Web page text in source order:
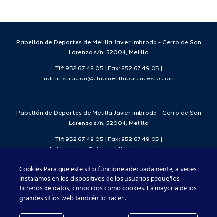
2026/27
Pabellón de Deportes de Melilla Javier Imbroda - Cerro de San
Lorenzo s/n, 52004, Melilla
Tlf: 952 67 49 05 | Fax: 952 67 49 05 |
administracion@clubmelillabaloncesto.com
Pabellón de Deportes de Melilla Javier Imbroda - Cerro de San
Lorenzo s/n, 52004, Melilla
Tlf: 952 67 49 05 | Fax: 952 67 49 05 |
administracion@clubmelillabaloncesto.com
Club Melilla Baloncesto 2021
Cookies Para que este sitio funcione adecuadamente, a veces
instalamos en los dispositivos de los usuarios pequeños
ficheros de datos, conocidos como cookies. La mayoría de los
grandes sitios web también lo hacen.